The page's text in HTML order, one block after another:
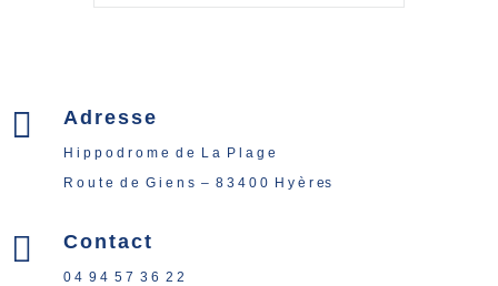
 Adresse
H i p p o d r o m e d e L a P l a g e
R o u t e d e G i e n s – 8 3 4 0 0 H y è r es
 Contact
0 4 9 4 5 7 3 6 2 2